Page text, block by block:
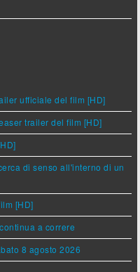
ufficiale del film [HD]
trailer del film [HD]
di senso all'interno di un
[HD]
a correre
8 agosto 2026